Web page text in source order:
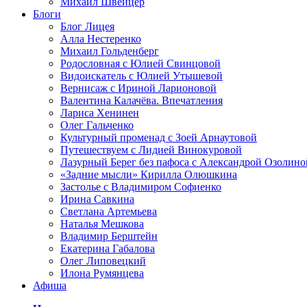
Блоги
Блог Лицея
Алла Нестеренко
Михаил Гольденберг
Родословная с Юлией Свинцовой
Видоискатель с Юлией Утышевой
Вернисаж с Ириной Ларионовой
Валентина Калачёва. Впечатления
Лариса Хенинен
Олег Гальченко
Культурный променад с Зоей Арнаутовой
Путешествуем с Лидией Винокуровой
Лазурный Берег без пафоса с Александрой
«Задние мысли» Кирилла Олюшкина
Застолье с Владимиром Софиенко
Ирина Савкина
Светлана Артемьева
Наталья Мешкова
Владимир Берштейн
Екатерина Габалова
Олег Липовецкий
Илона Румянцева
Афиша